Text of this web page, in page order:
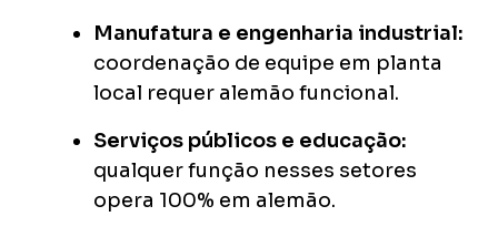
Manufatura e engenharia industrial:
coordenação de equipe em planta
local requer alemão funcional.
Serviços públicos e educação:
qualquer função nesses setores
opera 100% em alemão.